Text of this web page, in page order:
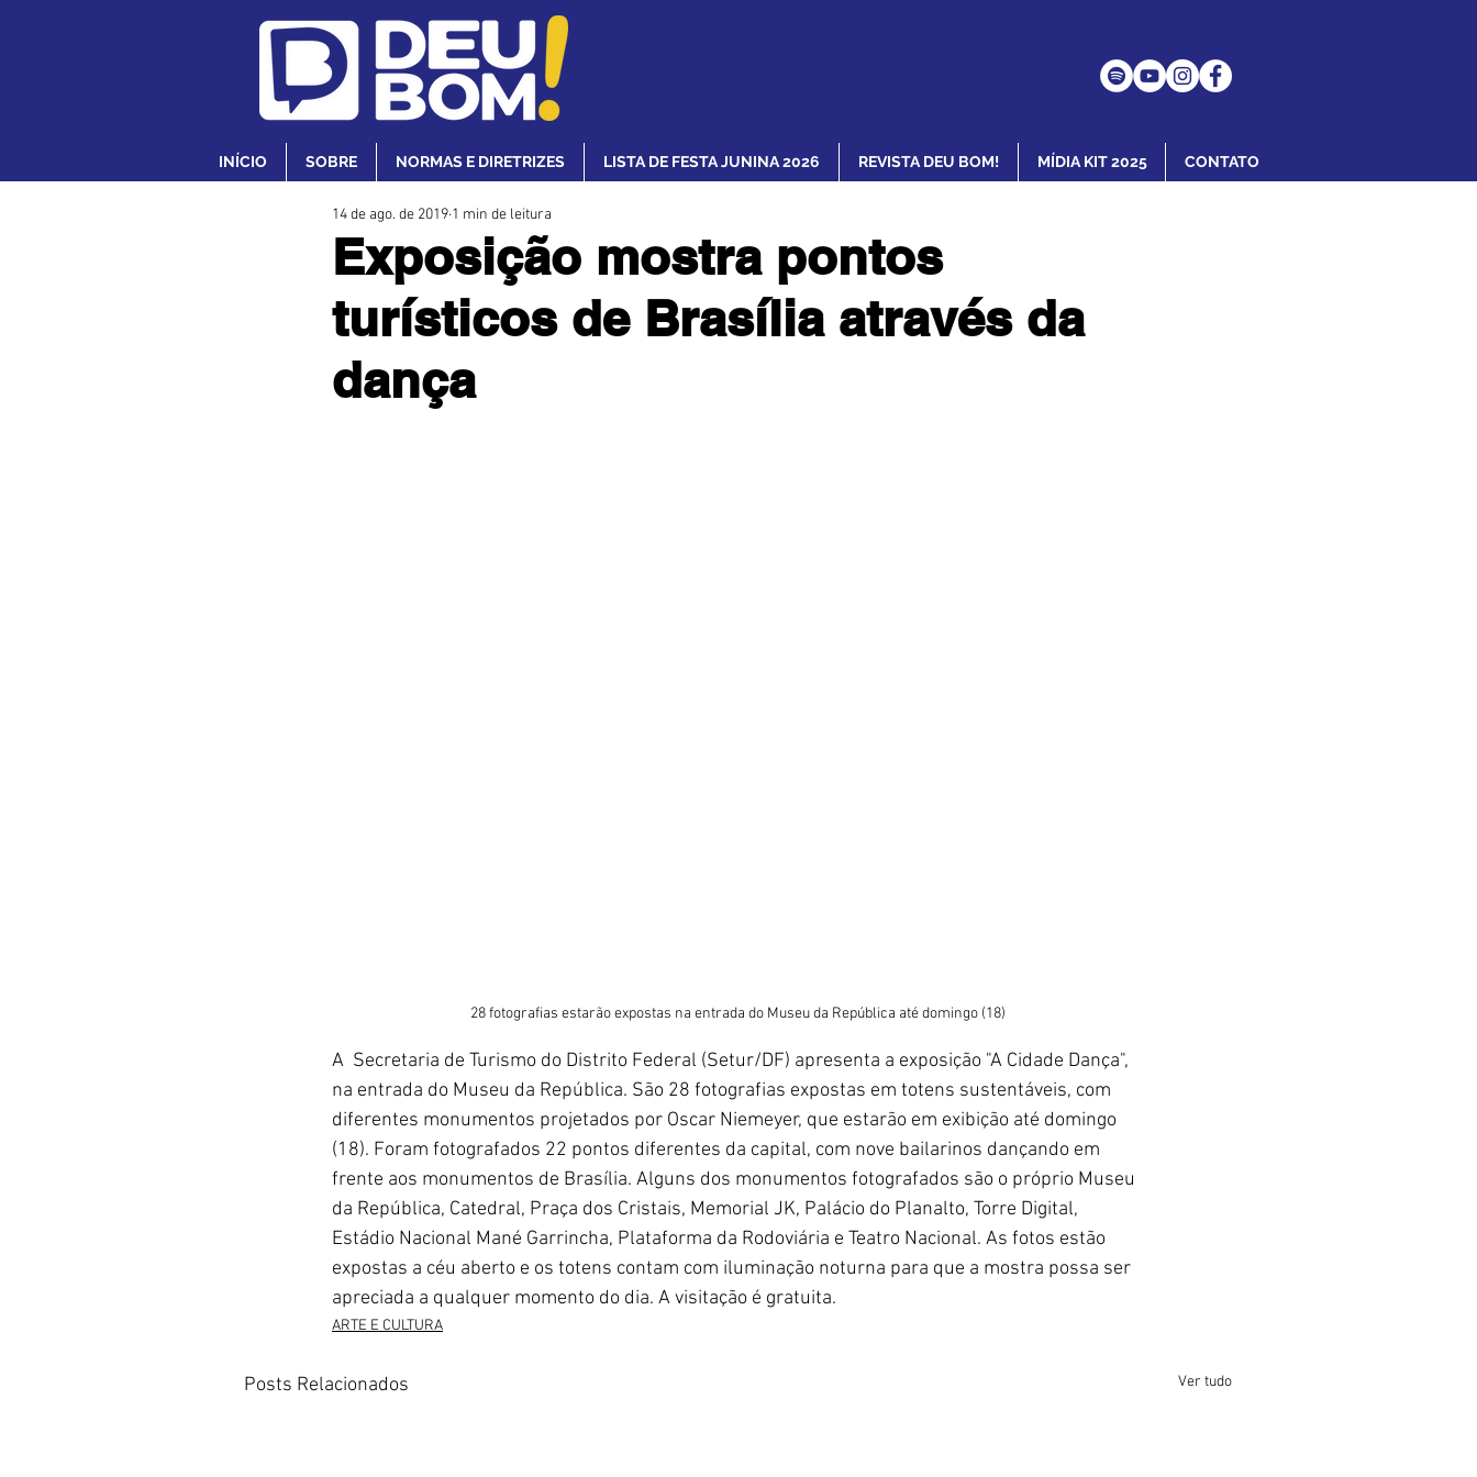
INÍCIO SOBRE NORMAS E DIRETRIZES LISTA DE FESTA JUNINA 2026 REVISTA DEU BOM! MÍDIA KIT 2025 CONTATO
Exposição mostra pontos
turísticos de Brasília através da
dança
14 de ago. de 2019 1 min de leitura
28 fotografias estarão expostas na entrada do Museu da República até domingo (18)
A  Secretaria de Turismo do Distrito Federal (Setur/DF) apresenta a exposição "A Cidade Dança",
na entrada do Museu da República. São 28 fotografias expostas em totens sustentáveis, com
diferentes monumentos projetados por Oscar Niemeyer, que estarão em exibição até domingo
(18). Foram fotografados 22 pontos diferentes da capital, com nove bailarinos dançando em
frente aos monumentos de Brasília. Alguns dos monumentos fotografados são o próprio Museu
da República, Catedral, Praça dos Cristais, Memorial JK, Palácio do Planalto, Torre Digital,
Estádio Nacional Mané Garrincha, Plataforma da Rodoviária e Teatro Nacional. As fotos estão
expostas a céu aberto e os totens contam com iluminação noturna para que a mostra possa ser
apreciada a qualquer momento do dia. A visitação é gratuita.
ARTE E CULTURA
Posts Relacionados Ver tudo